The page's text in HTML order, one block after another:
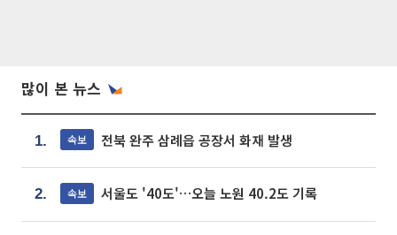
많이 본 뉴스
1. 속보 전북 완주 삼례읍 공장서 화재 발생
2. 속보 서울도 '40도'…오늘 노원 40.2도 기록